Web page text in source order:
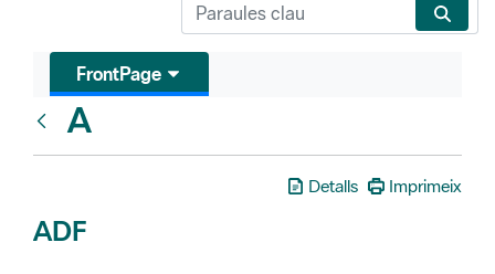
FrontPage
A
Detalls Imprimeix
ADF